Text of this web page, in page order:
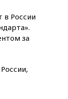
от
в России
за